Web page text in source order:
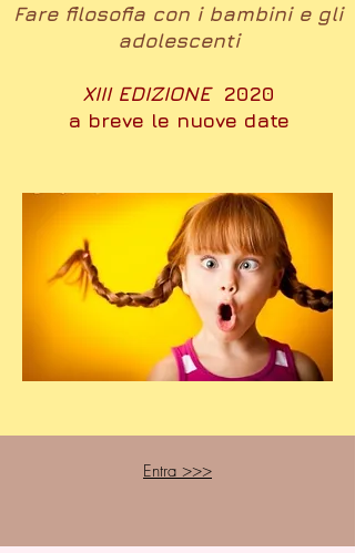
Fare filosofia con i bambini e gli
adolescenti
XIII EDIZIONE 2020
a breve le nuove date
Entra >>>